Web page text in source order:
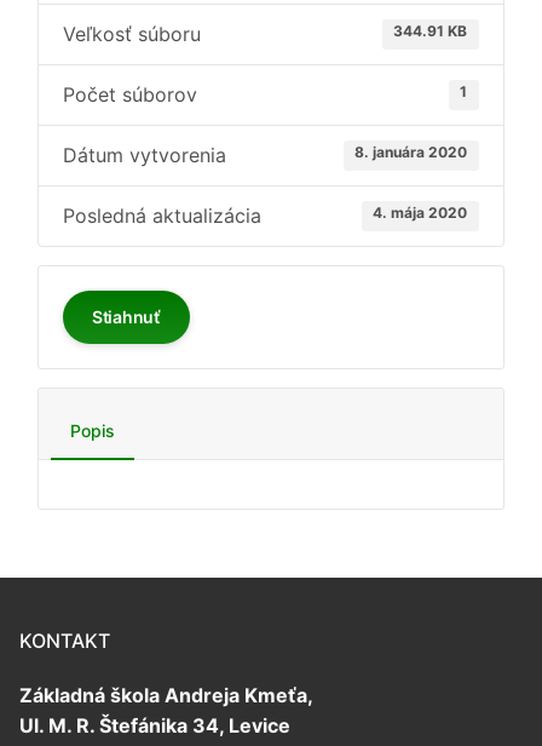
Veľkosť súboru 344.91 KB
Počet súborov 1
Dátum vytvorenia 8. januára 2020
Posledná aktualizácia 4. mája 2020
Stiahnuť
Popis
KONTAKT
Základná škola Andreja Kmeťa,
Ul. M. R. Štefánika 34, Levice